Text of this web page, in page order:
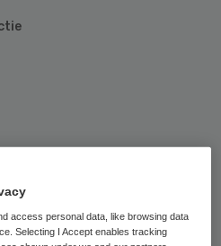
universiteiten
miljoen euro voor hun
Met het geld van
access personal data, like browsing data
Selecting I Accept enables tracking